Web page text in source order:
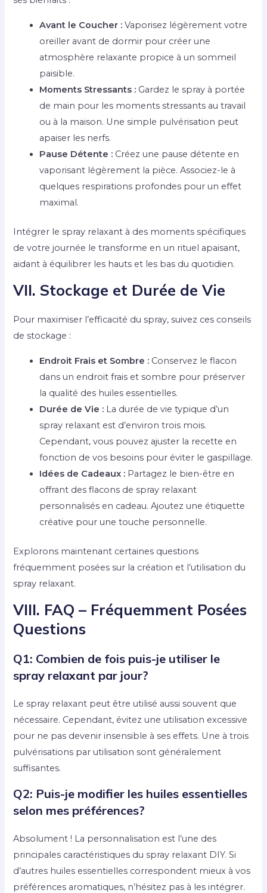
Avant le Coucher : Vaporisez légèrement votre
oreiller avant de dormir pour créer une
atmosphère relaxante propice à un sommeil
paisible.
Moments Stressants : Gardez le spray à portée
de main pour les moments stressants au travail
ou à la maison. Une simple pulvérisation peut
apaiser les nerfs.
Pause Détente : Créez une pause détente en
vaporisant légèrement la pièce. Associez-le à
quelques respirations profondes pour un effet
maximal.
Intégrer le spray relaxant à des moments spécifiques
de votre journée le transforme en un rituel apaisant,
aidant à équilibrer les hauts et les bas du quotidien.
VII. Stockage et Durée de Vie
Pour maximiser l’efficacité du spray, suivez ces conseils
de stockage :
Endroit Frais et Sombre : Conservez le flacon
dans un endroit frais et sombre pour préserver
la qualité des huiles essentielles.
Durée de Vie : La durée de vie typique d’un
spray relaxant est d’environ trois mois.
Cependant, vous pouvez ajuster la recette en
fonction de vos besoins pour éviter le gaspillage.
Idées de Cadeaux : Partagez le bien-être en
offrant des flacons de spray relaxant
personnalisés en cadeau. Ajoutez une étiquette
créative pour une touche personnelle.
Explorons maintenant certaines questions
fréquemment posées sur la création et l’utilisation du
spray relaxant.
VIII. FAQ – Fréquemment Posées
Questions
Q1: Combien de fois puis-je utiliser le
spray relaxant par jour?
Le spray relaxant peut être utilisé aussi souvent que
nécessaire. Cependant, évitez une utilisation excessive
pour ne pas devenir insensible à ses effets. Une à trois
pulvérisations par utilisation sont généralement
suffisantes.
Q2: Puis-je modifier les huiles essentielles
selon mes préférences?
Absolument ! La personnalisation est l’une des
principales caractéristiques du spray relaxant DIY. Si
d’autres huiles essentielles correspondent mieux à vos
préférences aromatiques, n’hésitez pas à les intégrer.